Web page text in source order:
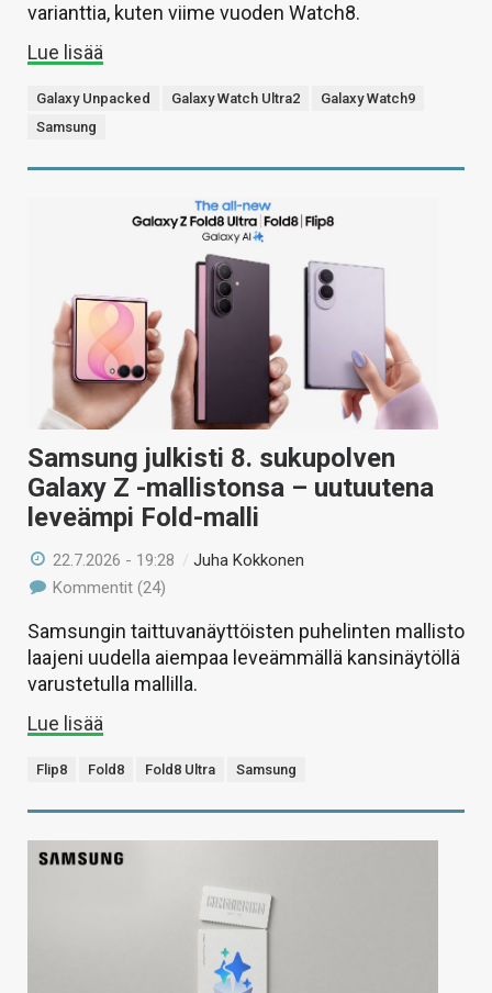
varianttia, kuten viime vuoden Watch8.
Lue lisää
Galaxy Unpacked Galaxy Watch Ultra2
Galaxy Watch9
Samsung
Samsung julkisti 8. sukupolven
Galaxy Z -mallistonsa – uutuutena
leveämpi Fold-malli
22.7.2026 - 19:28 /Juha Kokkonen
Kommentit (24)
Samsungin taittuvanäyttöisten puhelinten mallisto
laajeni uudella aiempaa leveämmällä kansinäytöllä
varustetulla mallilla.
Lue lisää
Flip8 Fold8 Fold8 Ultra Samsung